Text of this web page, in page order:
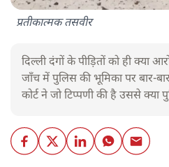
प्रतीकात्मक तसवीर
दिल्ली दंगों के पीड़ितों को ही क्या
जाँच में पुलिस की भूमिका पर बार-
कोर्ट ने जो टिप्पणी की है उससे